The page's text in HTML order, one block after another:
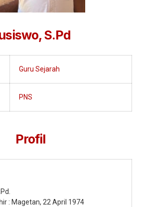
S.Pd
Guru Sejarah
PNS
Profil
: Magetan, 22 April 1974